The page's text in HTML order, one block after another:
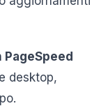
desktop,